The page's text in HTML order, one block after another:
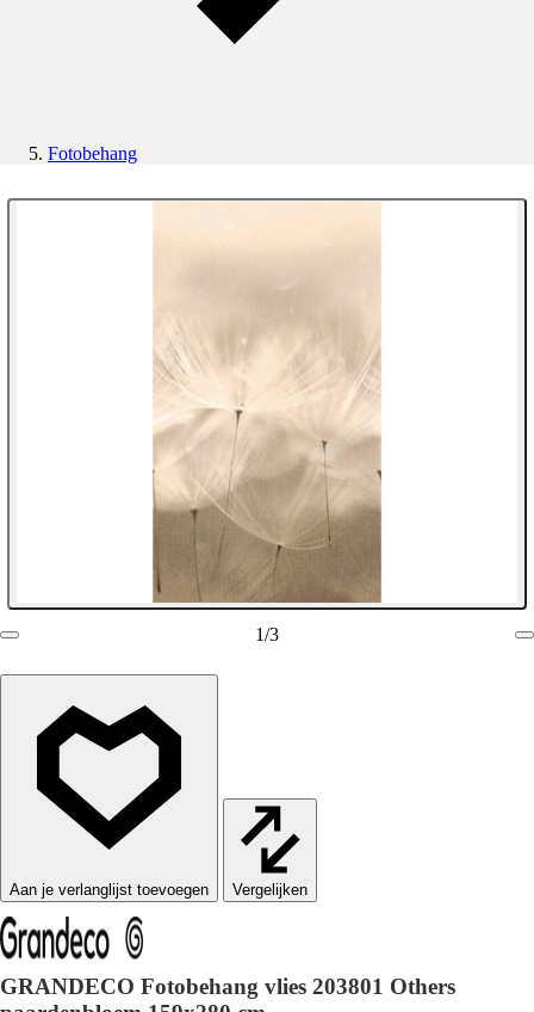
Fotobehang
1/3
Vergelijken
GRANDECO Fotobehang vlies 203801 Others